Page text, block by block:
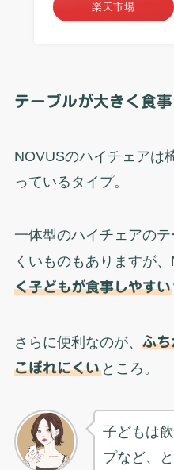
楽天市場
テーブルが大きく食
NOVUSのハイチェアは
っているタイプ。
一体型のハイチェアの
くいものもありますが
く子どもが食事しやすい
さらに便利なのが、 ふち
こぼれにくいところ。
子どもは
プなど、